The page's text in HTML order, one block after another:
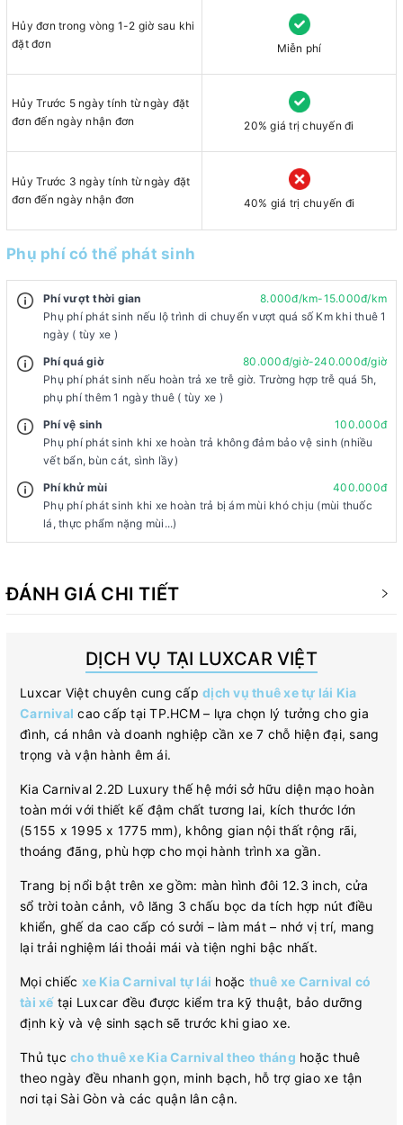
Hủy đơn trong vòng 1-2 giờ sau khi
đặt đơn
Miễn phí
Hủy Trước 5 ngày tính từ ngày đặt
đơn đến ngày nhận đơn
20% giá trị chuyến đi
Hủy Trước 3 ngày tính từ ngày đặt
đơn đến ngày nhận đơn
40% giá trị chuyến đi
Phụ phí có thể phát sinh
Phí vượt thời gian
8.000đ/km-15.000đ/km
Phụ phí phát sinh nếu lộ trình di chuyển vượt quá số Km khi thuê 1
ngày ( tùy xe )
Phí quá giờ
80.000đ/giờ-240.000đ/giờ
Phụ phí phát sinh nếu hoàn trả xe trễ giờ. Trường hợp trễ quá 5h,
phụ phí thêm 1 ngày thuê ( tùy xe )
Phí vệ sinh
100.000đ
Phụ phí phát sinh khi xe hoàn trả không đảm bảo vệ sinh (nhiều
vết bẩn, bùn cát, sình lầy)
Phí khử mùi
400.000đ
Phụ phí phát sinh khi xe hoàn trả bị ám mùi khó chịu (mùi thuốc
lá, thực phẩm nặng mùi...)
ĐÁNH GIÁ CHI TIẾT
DỊCH VỤ TẠI LUXCAR VIỆT
Luxcar Việt chuyên cung cấp dịch vụ thuê xe tự lái Kia
Carnival cao cấp tại TP.HCM – lựa chọn lý tưởng cho gia
đình, cá nhân và doanh nghiệp cần xe 7 chỗ hiện đại, sang
trọng và vận hành êm ái.
Kia Carnival 2.2D Luxury thế hệ mới sở hữu diện mạo hoàn
toàn mới với thiết kế đậm chất tương lai, kích thước lớn
(5155 x 1995 x 1775 mm), không gian nội thất rộng rãi,
thoáng đãng, phù hợp cho mọi hành trình xa gần.
Trang bị nổi bật trên xe gồm: màn hình đôi 12.3 inch, cửa
sổ trời toàn cảnh, vô lăng 3 chấu bọc da tích hợp nút điều
khiển, ghế da cao cấp có sưởi – làm mát – nhớ vị trí, mang
lại trải nghiệm lái thoải mái và tiện nghi bậc nhất.
Mọi chiếc xe Kia Carnival tự lái hoặc thuê xe Carnival có
tài xếtại Luxcar đều được kiểm tra kỹ thuật, bảo dưỡng
định kỳ và vệ sinh sạch sẽ trước khi giao xe.
Thủ tục cho thuê xe Kia Carnival theo tháng hoặc thuê
theo ngày đều nhanh gọn, minh bạch, hỗ trợ giao xe tận
nơi tại Sài Gòn và các quận lân cận.